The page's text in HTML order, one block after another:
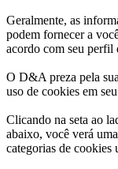
Geralmente, as
podem fornecer a
acordo com seu perfil
O D&A preza pela
uso de cookies em
Clicando na seta ao
abaixo, você verá
categorias de cookies